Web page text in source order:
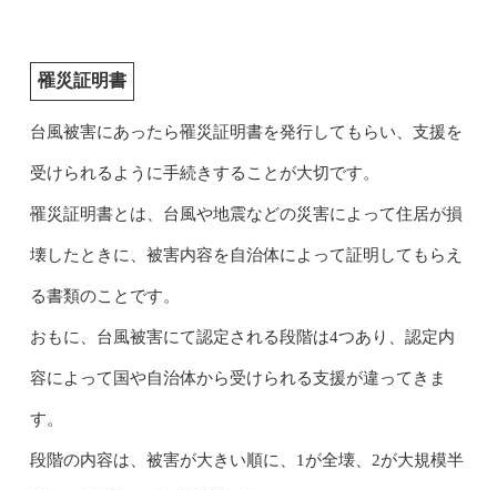
罹災証明書
台風被害にあったら罹災証明書を発行してもらい、支援を
受けられるように手続きすることが大切です。
罹災証明書とは、台風や地震などの災害によって住居が損
壊したときに、被害内容を自治体によって証明してもらえ
る書類のことです。
おもに、台風被害にて認定される段階は4つあり、認定内
容によって国や自治体から受けられる支援が違ってきま
す。
段階の内容は、被害が大きい順に、1が全壊、2が大規模半